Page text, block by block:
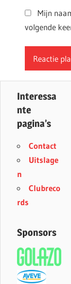
Mijn
volgende
Interessa
nte
pagina’s
Contact
Uitslage
n
Clubreco
rds
Sponsors